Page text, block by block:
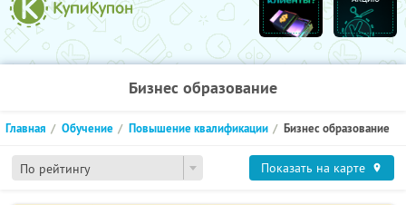
Бизнес образование
По рейтингу
Главная Обучение Повышение квалификации Бизнес образование
Показать на карте